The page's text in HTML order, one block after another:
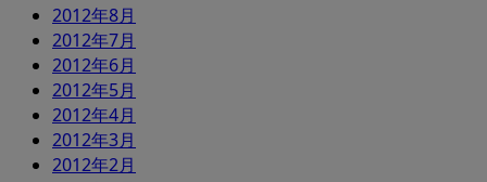
2012年8月
2012年7月
2012年6月
2012年5月
2012年4月
2012年3月
2012年2月